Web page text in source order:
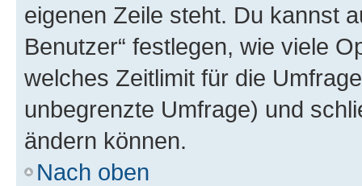
eigenen Zeile steht. Du kannst
Benutzer“ festlegen, wie viele
welches Zeitlimit für die
unbegrenzte Umfrage) und
ändern können.
Nach oben